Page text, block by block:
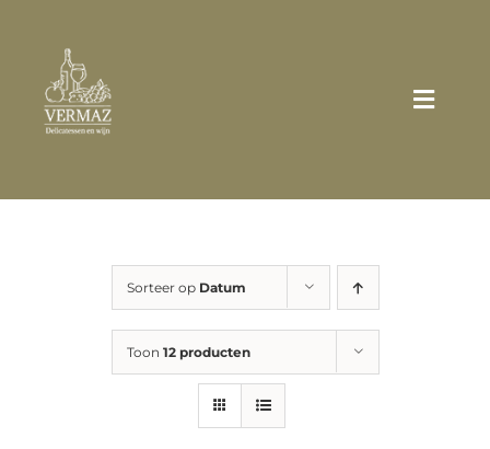
Toggle
Wie zijn wij?
Assortiment
Broodjes/Sandwiches
Sorteer op Datum
Toon 12 producten